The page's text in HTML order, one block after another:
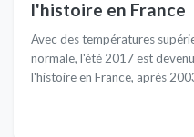
partie de la planète. En 2017,
moyen de la mer est
qu'en 1993. Dans l'Arctique,
degré Celsius supérieure à la
1981-2010. Les glaciers de
38ème année consécutive.
l'histoire en France
Avec des températures
normale, l'été 2017 est
l'histoire en France, après